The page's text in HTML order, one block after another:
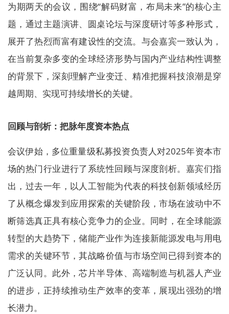
为期两天的会议，围绕“解码财富，布局未来”的核心主
题，通过主题演讲、圆桌论坛与深度研讨等多种形式，
展开了热烈而富有建设性的交流。与会嘉宾一致认为，
在当前复杂多变的全球经济形势与国内产业结构性调整
的背景下，深刻理解产业变迁、精准把握科技浪潮是穿
越周期、实现可持续增长的关键。
回顾与剖析：把脉年度资本热点
会议伊始，多位重量级私募投资负责人对2025年资本市
场的热门行业进行了系统性回顾与深度剖析。嘉宾们指
出，过去一年，以人工智能为代表的科技创新领域经历
了从概念爆发到应用探索的关键阶段，市场在波动中不
断筛选真正具有核心竞争力的企业。同时，在全球能源
转型的大趋势下，储能产业作为连接新能源发电与用电
需求的关键环节，其战略价值与市场空间已得到资本的
广泛认同。此外，芯片半导体、高端制造与机器人产业
的进步，正持续推动生产效率的变革，展现出强劲的增
长潜力。